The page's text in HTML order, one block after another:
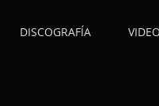
DISCOGRAFÍA